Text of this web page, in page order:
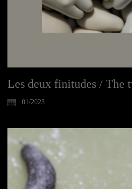
Les deux finitudes / The
01/2023